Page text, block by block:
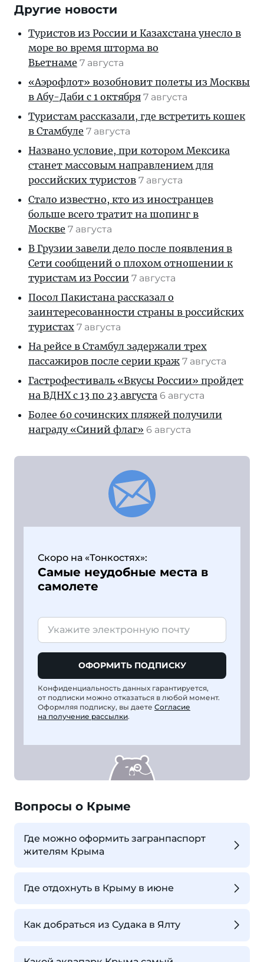
Другие новости
Туристов из России и Казахстана унесло в
море во время шторма во
Вьетнаме 7 августа
«Аэрофлот» возобновит полеты из Москвы
в Абу-Даби с 1 октября 7 августа
Туристам рассказали, где встретить кошек
в Стамбуле 7 августа
Названо условие, при котором Мексика
станет массовым направлением для
российских туристов 7 августа
Стало известно, кто из иностранцев
больше всего тратит на шопинг в
Москве 7 августа
В Грузии завели дело после появления в
Сети сообщений о плохом отношении к
туристам из России 7 августа
Посол Пакистана рассказал о
заинтересованности страны в российских
туристах 7 августа
На рейсе в Стамбул задержали трех
пассажиров после серии краж 7 августа
Гастрофестиваль «Вкусы России» пройдет
на ВДНХ с 13 по 23 августа 6 августа
Более 60 сочинских пляжей получили
награду «Синий флаг» 6 августа
Скоро на «Тонкостях»:
Самые неудобные места в
самолете
ОФОРМИТЬ ПОДПИСКУ
Конфиденциальность данных гарантируется,
от подписки можно отказаться в любой момент.
Оформляя подписку, вы даете Согласие
на получение рассылки.
Вопросы о Крыме
Где можно оформить загранпаспорт
жителям Крыма
Где отдохнуть в Крыму в июне
Как добраться из Судака в Ялту